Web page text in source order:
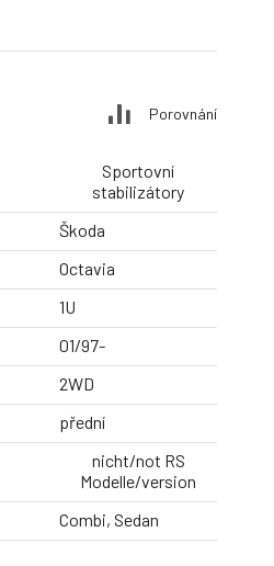
Porovnání
Sportovní
stabilizátory
Škoda
Octavia
1U
01/97-
2WD
přední
nicht/not RS
Modelle/version
Combi, Sedan